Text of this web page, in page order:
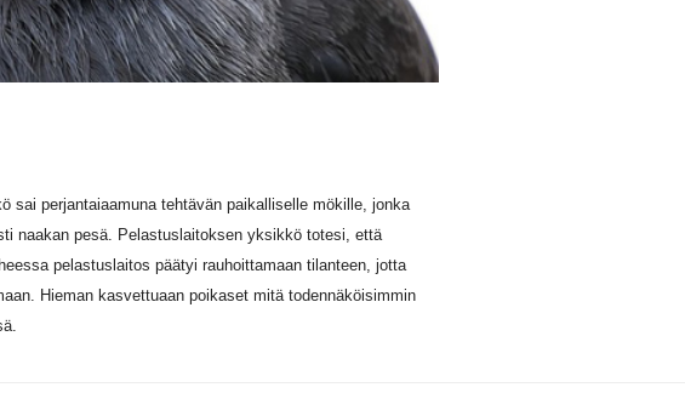
sai perjantaiaamuna tehtävän paikalliselle mökille, jonka
naakan pesä. Pelastuslaitoksen yksikkö totesi, että
pelastuslaitos päätyi rauhoittamaan tilanteen, jotta
Hieman kasvettuaan poikaset mitä todennäköisimmin